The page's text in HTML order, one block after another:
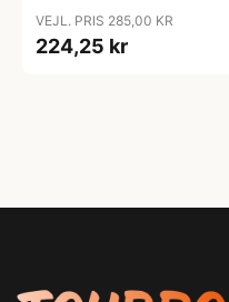
VEJL. PRIS 285,00 KR
224,25 kr